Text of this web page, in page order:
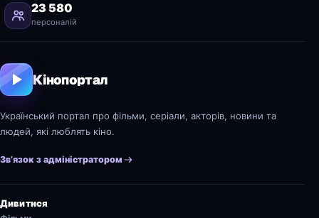
23 580
персоналій
Кінопортал
Український портал про фільми, серіали, акторів, новини та
людей, які люблять кіно.
Зв’язок з адміністратором
Дивитися